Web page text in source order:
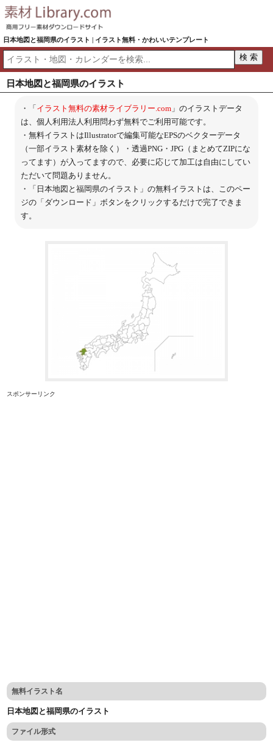
日本地図と福岡県のイラスト | イラスト無料・かわいいテンプレート
日本地図と福岡県のイラスト
・「イラスト無料の素材ライブラリー.com」のイラストデータ
は、個人利用法人利用問わず無料でご利用可能です。
・無料イラストはIllustratorで編集可能なEPSのベクターデータ
（一部イラスト素材を除く）・透過PNG・JPG（まとめてZIPにな
ってます）が入ってますので、必要に応じて加工は自由にしてい
ただいて問題ありません。
・「日本地図と福岡県のイラスト」の無料イラストは、このペー
ジの「ダウンロード」ボタンをクリックするだけで完了できま
す。
スポンサーリンク
無料イラスト名
日本地図と福岡県のイラスト
ファイル形式